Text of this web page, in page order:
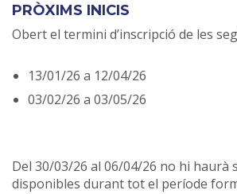
PRÒXIMS INICIS
Obert el termini d’inscripció de les
13/01/26 a 12/04/26
03/02/26 a 03/05/26
Del 30/03/26 al 06/04/26 no hi
disponibles durant tot el període